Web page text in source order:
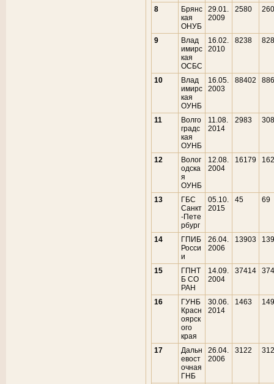
8
Брянс
кая
ОНУБ
29.01.
2009
2580
9
Влад
имирс
кая
ОСБС
16.02.
2010
8238
10
Влад
имирс
кая
ОУНБ
16.05.
2003
88402
11
Волго
градс
кая
ОУНБ
11.08.
2014
2983
12
Волог
одска
я
ОУНБ
12.08.
2004
16179
13
ГБС
Санкт
-Пете
рбург
05.10.
2015
45 69
14
ГПИБ
Росси
и
26.04.
2006
13903
15
ГПНТ
Б СО
РАН
14.09.
2004
37414
16
ГУНБ
Красн
оярск
ого
края
30.06.
2014
1463
17
Дальн
евост
очная
ГНБ
26.04.
2006
3122